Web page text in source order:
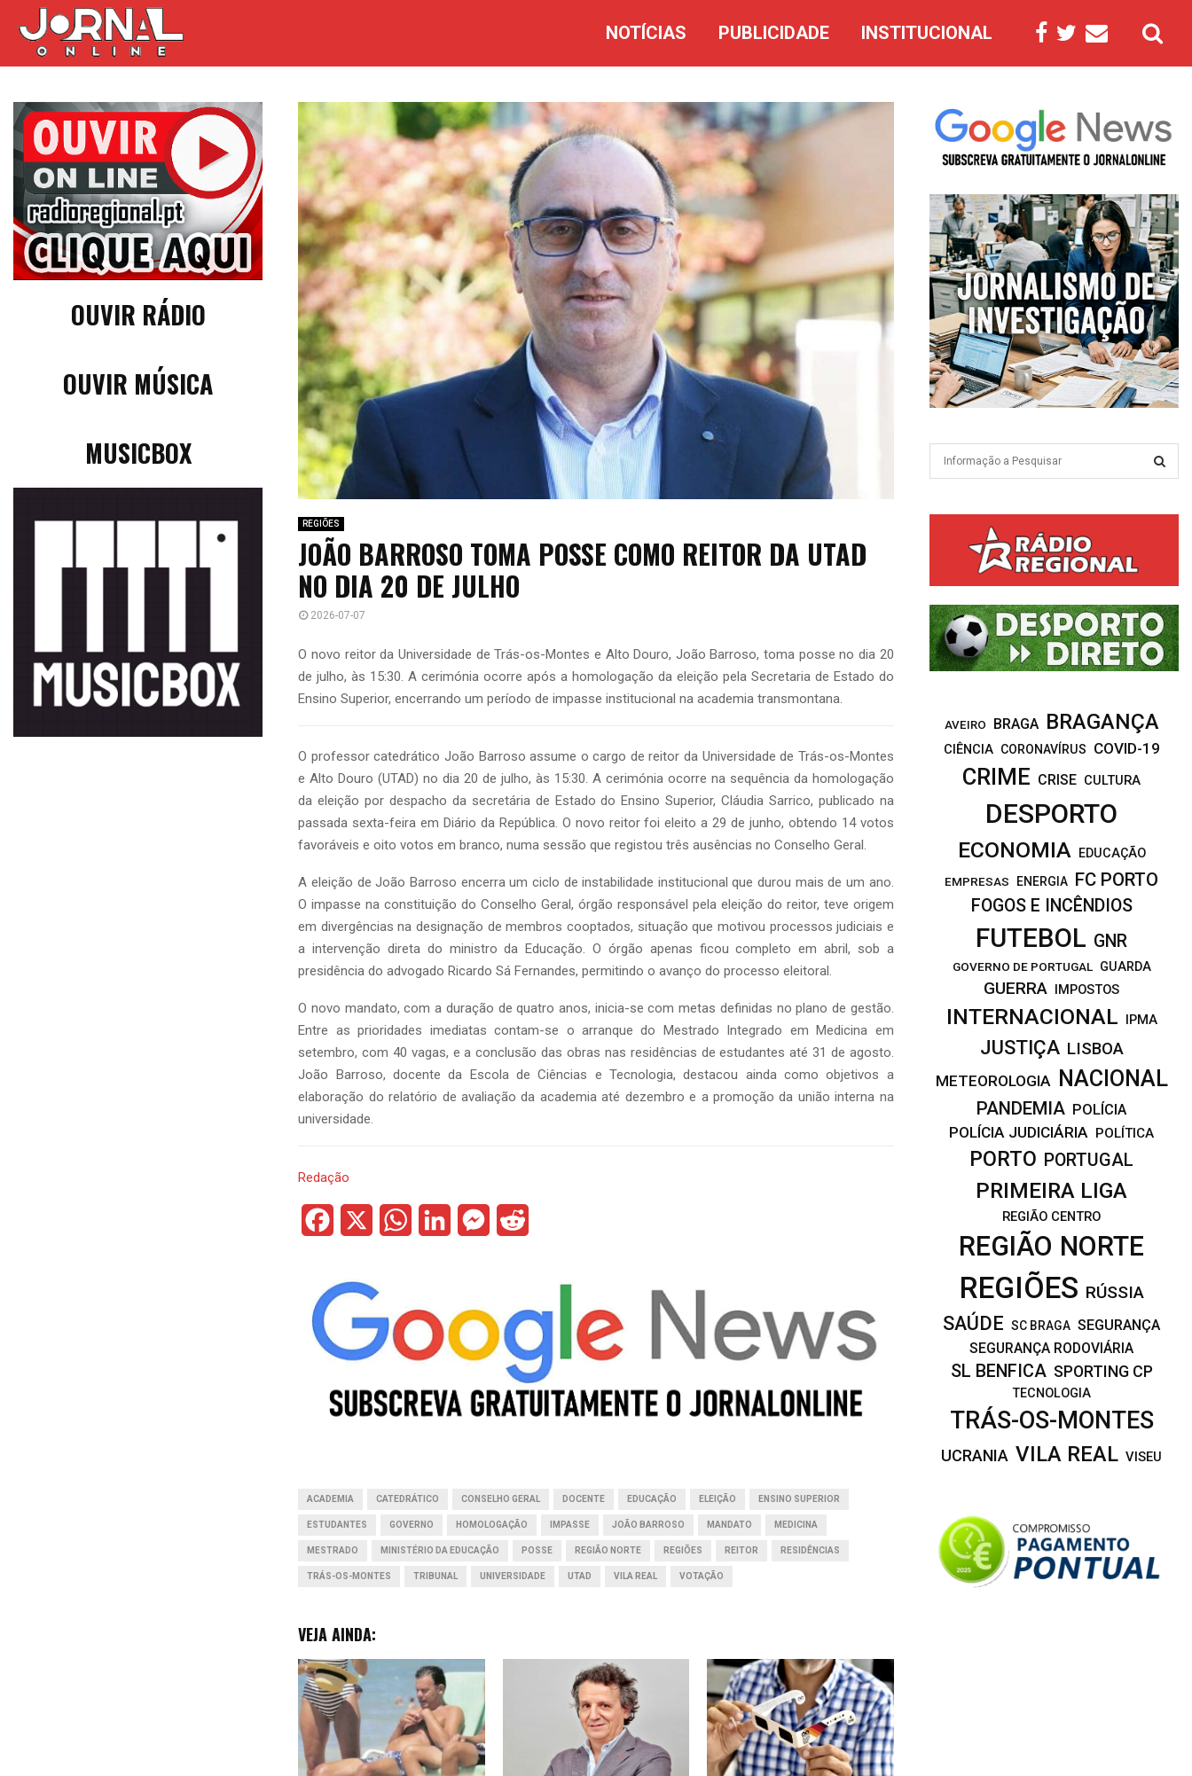
NOTÍCIAS PUBLICIDADE INSTITUCIONAL
REGIÕES
JOÃO BARROSO TOMA POSSE COMO REITOR DA UTAD
NO DIA 20 DE JULHO
2026-07-07
O novo reitor da Universidade de Trás-os-Montes e Alto Douro, João Barroso, toma posse no dia 20
de julho, às 15:30. A cerimónia ocorre após a homologação da eleição pela Secretaria de Estado do
Ensino Superior, encerrando um período de impasse institucional na academia transmontana.
O professor catedrático João Barroso assume o cargo de reitor da Universidade de Trás-os-Montes
e Alto Douro (UTAD) no dia 20 de julho, às 15:30. A cerimónia ocorre na sequência da homologação
da eleição por despacho da secretária de Estado do Ensino Superior, Cláudia Sarrico, publicado na
passada sexta-feira em Diário da República. O novo reitor foi eleito a 29 de junho, obtendo 14 votos
favoráveis e oito votos em branco, numa sessão que registou três ausências no Conselho Geral.
A eleição de João Barroso encerra um ciclo de instabilidade institucional que durou mais de um ano.
O impasse na constituição do Conselho Geral, órgão responsável pela eleição do reitor, teve origem
em divergências na designação de membros cooptados, situação que motivou processos judiciais e
a intervenção direta do ministro da Educação. O órgão apenas ficou completo em abril, sob a
presidência do advogado Ricardo Sá Fernandes, permitindo o avanço do processo eleitoral.
O novo mandato, com a duração de quatro anos, inicia-se com metas definidas no plano de gestão.
Entre as prioridades imediatas contam-se o arranque do Mestrado Integrado em Medicina em
setembro, com 40 vagas, e a conclusão das obras nas residências de estudantes até 31 de agosto.
João Barroso, docente da Escola de Ciências e Tecnologia, destacou ainda como objetivos a
elaboração do relatório de avaliação da academia até dezembro e a promoção da união interna na
universidade.
Redação
c
b
o
W
t
s
p
k
e
I
M
s
e
g
d
i
t
ACADEMIA CATEDRÁTICO CONSELHO GERAL DOCENTE EDUCAÇÃO ELEIÇÃO ENSINO SUPERIOR
ESTUDANTES GOVERNO HOMOLOGAÇÃO IMPASSE JOÃO BARROSO MANDATO MEDICINA
MESTRADO MINISTÉRIO DA EDUCAÇÃO POSSE REGIÃO NORTE REGIÕES REITOR RESIDÊNCIAS
TRÁS-OS-MONTES TRIBUNAL UNIVERSIDADE UTAD VILA REAL VOTAÇÃO
VEJA AINDA:
OUVIR RÁDIO
OUVIR MÚSICA
MUSICBOX
o
r
:
R
C
H
AVEIRO BRAGA BRAGANÇA
CIÊNCIA CORONAVÍRUS COVID-19
CRIME CRISE CULTURA
DESPORTO
ECONOMIA
EDUCAÇÃO
EMPRESAS
ENERGIA FC PORTO
FOGOS E INCÊNDIOS
FUTEBOL GNR
GOVERNO DE PORTUGAL GUARDA
GUERRA IMPOSTOS
INTERNACIONAL IPMA
JUSTIÇA LISBOA
METEOROLOGIA NACIONAL
PANDEMIA POLÍCIA
POLÍCIA JUDICIÁRIA POLÍTICA
PORTO PORTUGAL
PRIMEIRA LIGA
REGIÃO CENTRO
REGIÃO NORTE
REGIÕES RÚSSIA
SAÚDE SC BRAGA SEGURANÇA
SEGURANÇA RODOVIÁRIA
SL BENFICA SPORTING CP
TECNOLOGIA
TRÁS-OS-MONTES
UCRANIA VILA REAL VISEU